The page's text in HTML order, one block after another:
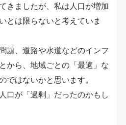
きましたが、私は人口が増加
とは限らないと考えていま
題、道路や水道などのインフ
から、地域ごとの「最適」な
ではないかと思います。
口が「過剰」だったのかもし